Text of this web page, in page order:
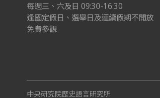
每週三、六及日 09:30-16:30
逢國定假日、選舉日及連續假期不開放
免費參觀
中央研究院歷史語言研究所